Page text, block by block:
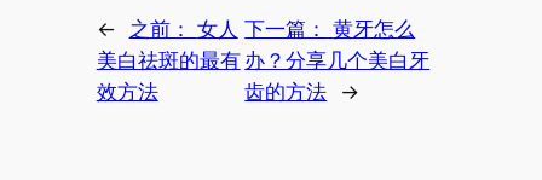
← 之前： 女人
美白祛斑的最有
效方法
下一篇：
黄牙怎么
办？分享几个美白牙
齿的方法
→